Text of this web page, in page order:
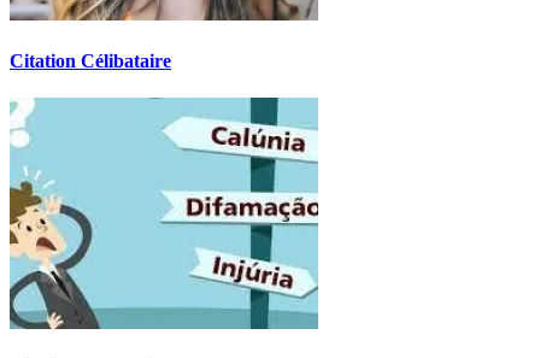
Citation Célibataire